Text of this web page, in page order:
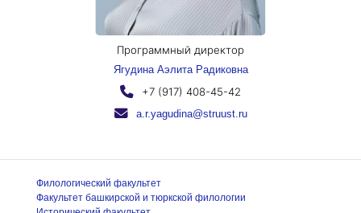
Программный директор
Ягудина Аэлита Радиковна
+7 (917) 408-45-42
a.r.yagudina@struust.ru
Филологический факультет
Факультет башкирской и тюркской филологии